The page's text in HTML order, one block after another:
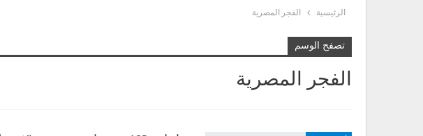
الرئيسية الفجر المصرية
تصفح الوسم
الفجر المصرية